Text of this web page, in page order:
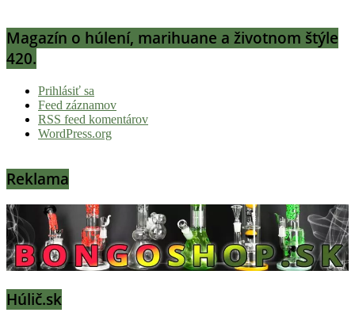
Magazín o húlení, marihuane a životnom štýle
420.
Prihlásiť sa
Feed záznamov
RSS feed komentárov
WordPress.org
Reklama
Húlič.sk